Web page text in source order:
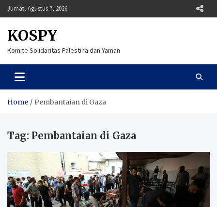
Skip
to
Jumat, Agustus 7, 2026
KOSPY
Komite Solidaritas Palestina dan Yaman
Home Pembantaian di Gaza
Tag: Pembantaian di Gaza